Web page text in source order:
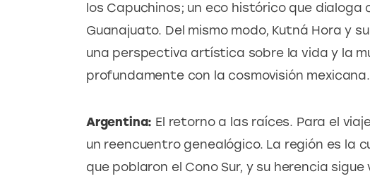
los Capuchinos; un eco histórico que
Guanajuato. Del mismo modo, Kutná Hora y
una perspectiva artística sobre la vida y la
profundamente con la cosmovisión mexicana.
Argentina: El retorno a las raíces. Para el
un reencuentro genealógico. La región es la
que poblaron el Cono Sur, y su herencia